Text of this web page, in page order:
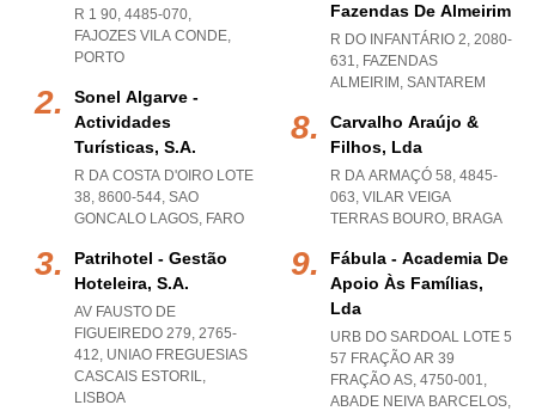
R 1 90, 4485-070,
FAJOZES VILA CONDE,
PORTO
Sonel Algarve -
Actividades
Turísticas, S.a.
R DA COSTA D'OIRO LOTE
38, 8600-544, SAO
GONCALO LAGOS, FARO
Patrihotel - Gestão
Hoteleira, S.a.
AV FAUSTO DE
FIGUEIREDO 279, 2765-
412, UNIAO FREGUESIAS
CASCAIS ESTORIL,
LISBOA
Fazendas De Almeirim
R DO INFANTÁRIO 2, 2080-
631, FAZENDAS
ALMEIRIM , SANTAREM
Carvalho Araújo &
Filhos, Lda
R DA ARMAÇÓ 58, 4845-
063, VILAR VEIGA
TERRAS BOURO, BRAGA
Fábula - Academia De
Apoio Às Famílias,
Lda
URB DO SARDOAL LOTE 5
57 FRAÇÃO AR 39
FRAÇÃO AS, 4750-001,
ABADE NEIVA BARCELOS,